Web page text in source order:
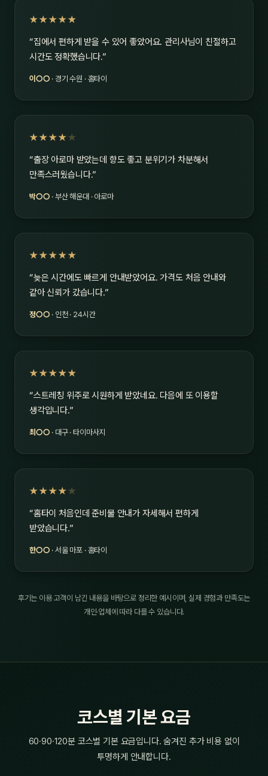
★★★★★
“집에서 편하게 받을 수 있어 좋았어요. 관리사님이 친절하고
시간도 정확했습니다.”
이○○ · 경기 수원 · 홈타이
★★★★ ★
“출장 아로마 받았는데 향도 좋고 분위기가 차분해서
만족스러웠습니다.”
박○○ · 부산 해운대 · 아로마
★★★★★
“늦은 시간에도 빠르게 안내받았어요. 가격도 처음 안내와
같아 신뢰가 갔습니다.”
정○○ · 인천 · 24시간
★★★★★
“스트레칭 위주로 시원하게 받았네요. 다음에 또 이용할
생각입니다.”
최○○ · 대구 · 타이마사지
★★★★ ★
“홈타이 처음인데 준비물 안내가 자세해서 편하게
받았습니다.”
한○○ · 서울 마포 · 홈타이
후기는 이용 고객이 남긴 내용을 바탕으로 정리한 예시이며, 실제 경험과 만족도는
개인·업체에 따라 다를 수 있습니다.
코스별 기본 요금
60·90·120분 코스별 기본 요금입니다. 숨겨진 추가 비용 없이
투명하게 안내합니다.